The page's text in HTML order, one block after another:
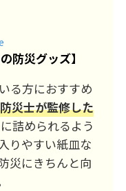
防災グッズ】
る方におすすめ
防災士が監修した
詰められるよう
りやすい紙皿な
災にきちんと向